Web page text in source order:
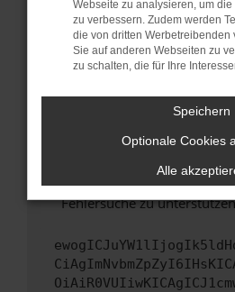
Veraltete Software birgt
Sicherheitsrisiko, sondern
führen, dass bestimmte
unterstützt werden.
Wende dich an den
Wenn du alle oben
hast, kontaktiere uns bitte.
versuchen, das Problem zu
uns diesen Text schicken,
Fehlersuche zu
Webseite zu analysieren, um
zu verbessern. Zudem werden
die von dritten Werbetreibenden
Sie auf anderen Webseiten zu
zu schalten, die für Ihre
Speichern
Optionale Cookies
Alle